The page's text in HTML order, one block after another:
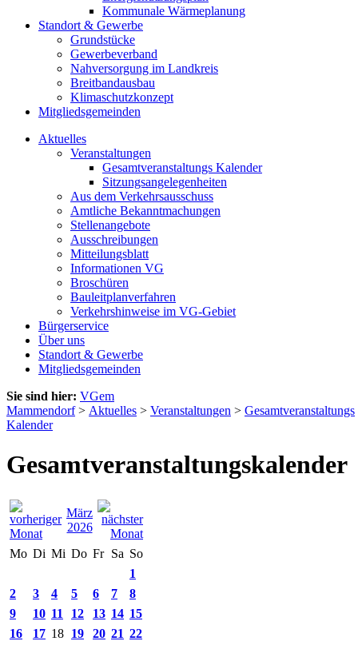
Kommunale Wärmeplanung
Standort & Gewerbe
Grundstücke
Gewerbeverband
Nahversorgung im Landkreis
Breitbandausbau
Klimaschutzkonzept
Mitgliedsgemeinden
Aktuelles
Veranstaltungen
Gesamtveranstaltungs Kalender
Sitzungsangelegenheiten
Aus dem Verkehrsausschuss
Amtliche Bekanntmachungen
Stellenangebote
Ausschreibungen
Mitteilungsblatt
Informationen VG
Broschüren
Bauleitplanverfahren
Verkehrshinweise im VG-Gebiet
Bürgerservice
Über uns
Standort & Gewerbe
Mitgliedsgemeinden
Sie sind hier: VGem
Mammendorf> Aktuelles > Veranstaltungen > Gesamtveranstaltungs
Kalender
Gesamtveranstaltungskalender
März
2026
Mo Di Mi Do Fr Sa So
1
2
3 4 5 6 7
8
9
10 11 12 13 14 15
16
17 18 19 20 21 22